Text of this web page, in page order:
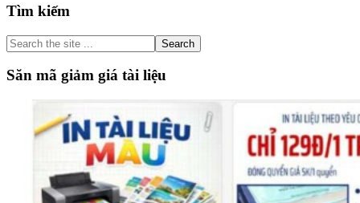
Primary
Sidebar
Tìm kiếm
Search
the
site
...
Săn mã giảm giá tài liệu